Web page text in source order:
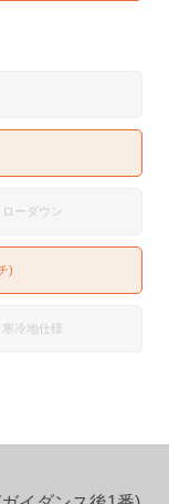
ローダウン
)
寒冷地仕様